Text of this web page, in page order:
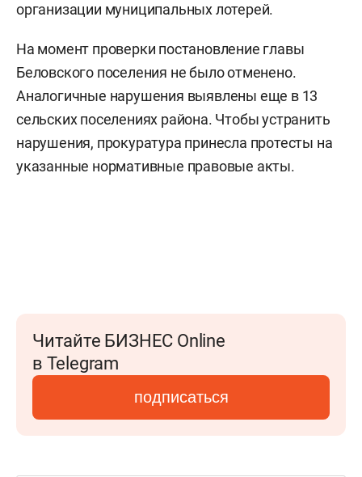
организации муниципальных лотерей.
На момент проверки постановление главы
Беловского поселения не было отменено.
Аналогичные нарушения выявлены еще в 13
сельских поселениях района. Чтобы устранить
нарушения, прокуратура принесла протесты на
указанные нормативные правовые акты.
Читайте БИЗНЕС Online
в Telegram
подписаться